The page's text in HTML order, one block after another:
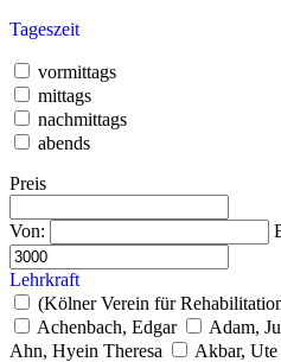
Tageszeit
vormittags
mittags
nachmittags
abends
Preis
Von:
Lehrkraft
(Kölner Verein für
Achenbach, Edgar
Adam,
Ahn, Hyein Theresa
Akbar, Ute